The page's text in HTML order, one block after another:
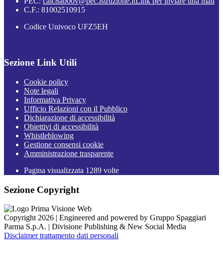
C.F.: 81002510915
Codice Univoco UFZ5EH
Sezione Link Utili
Cookie policy
Note legali
Informativa Privacy
Ufficio Relazioni con il Pubblico
Dichiarazione di accessibilità
Obiettivi di accessibilità
Whistleblowing
Gestione consensi cookie
Amministrazione trasparente
Pagina visualizzata 1289 volte
Sezione Copyright
Copyright 2026 | Engineered and powered by Gruppo Spaggiari
Parma S.p.A. | Divisione Publishing & New Social Media
Disclaimer trattamento dati personali